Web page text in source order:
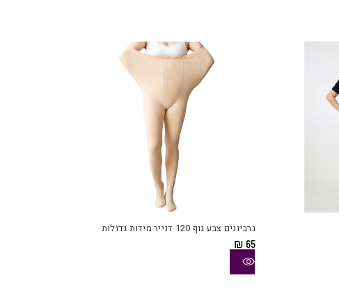
גרביונים צבע גוף 120 דנייר מידות גדולות
₪ 65